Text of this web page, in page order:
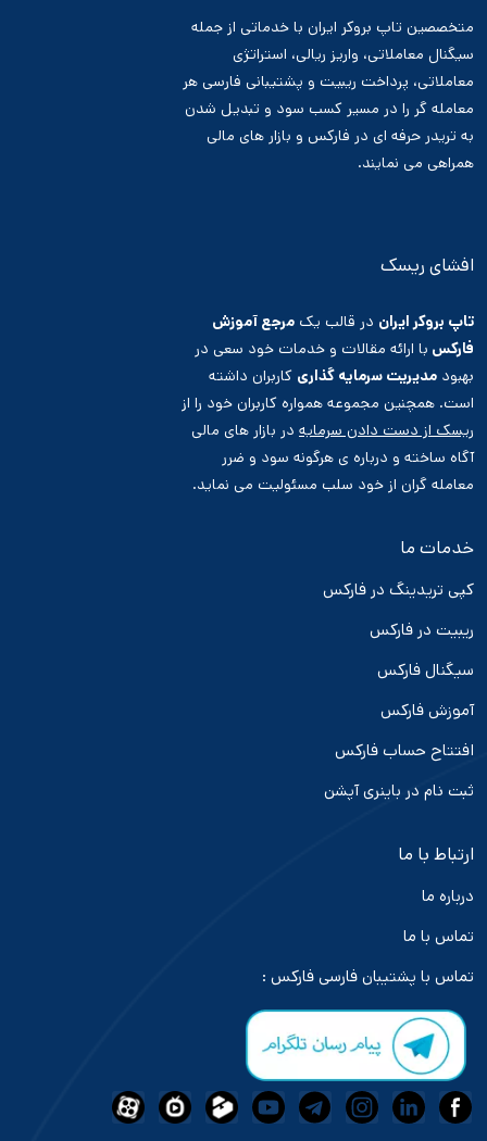
متخصصین تاپ بروکر ایران با خدماتی از جمله
سیگنال معاملاتی، واریز ریالی، استراتژی
معاملاتی، پرداخت ریبیت و پشتیبانی فارسی هر
معامله گر را در مسیر کسب سود و تبدیل شدن
به تریدر حرفه ای در فارکس و بازار های مالی
همراهی می نمایند.
افشای ریسک
تاپ بروکر ایران در قالب یک مرجع آموزش
فارکس با ارائه مقالات و خدمات خود سعی در
بهبود مدیریت سرمایه گذاری کاربران داشته
است. همچنین مجموعه همواره کاربران خود را از
ریسک از دست دادن سرمایه در بازار های مالی
آگاه ساخته و درباره ی هرگونه سود و ضرر
معامله گران از خود سلب مسئولیت می نماید.
خدمات ما
کپی تریدینگ در فارکس
ریبیت در فارکس
سیگنال فارکس
آموزش فارکس
افتتاح حساب فارکس
ثبت نام در باینری آپشن
ارتباط با ما
درباره ما
تماس با ما
تماس با پشتیبان فارسی فارکس :